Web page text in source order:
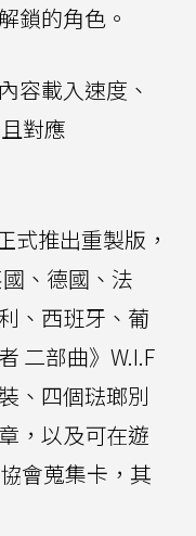
鎖的角色。
容載入速度、
對應
式推出重製版，
、德國、法
、西班牙、葡
二部曲》W.I.F
、四個琺瑯別
，以及可在遊
會蒐集卡，其